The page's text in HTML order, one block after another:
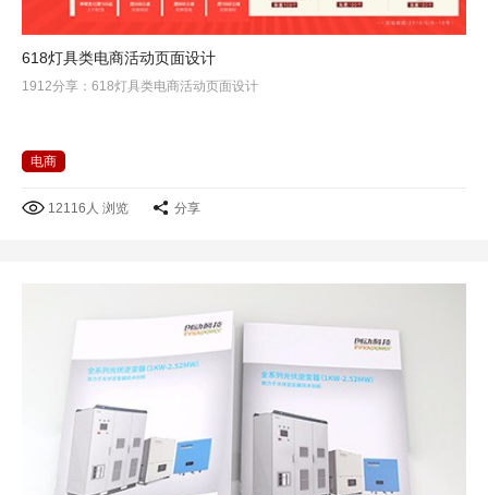
618灯具类电商活动页面设计
1912分享：618灯具类电商活动页面设计
电商
12116人 浏览 分享